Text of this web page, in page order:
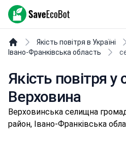
SaveEcoBot
Якість повітря в Україні
Івано-Франківська область
Якість повітря у
Верховина
Вepхoвинськa селищнa
район, Івано-Франківська